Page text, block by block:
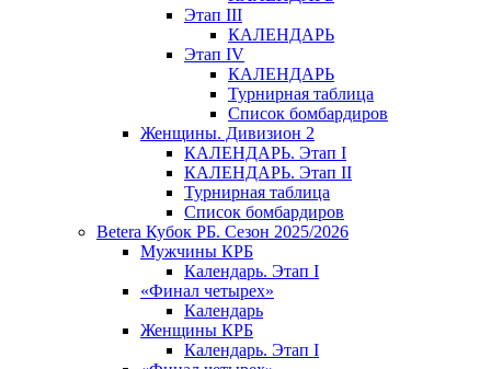
Этап III
КАЛЕНДАРЬ
Этап IV
КАЛЕНДАРЬ
Турнирная таблица
Список бомбардиров
Женщины. Дивизион 2
КАЛЕНДАРЬ. Этап I
КАЛЕНДАРЬ. Этап II
Турнирная таблица
Список бомбардиров
Betera Кубок РБ. Сезон 2025/2026
Мужчины КРБ
Календарь. Этап I
«Финал четырех»
Календарь
Женщины КРБ
Календарь. Этап I